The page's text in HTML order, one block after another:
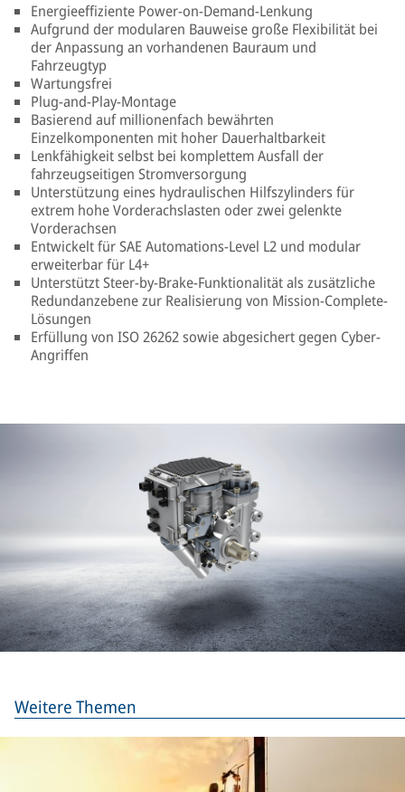
Energieeffiziente Power-on-Demand-Lenkung
Aufgrund der modularen Bauweise große Flexibilität bei
der Anpassung an vorhandenen Bauraum und
Fahrzeugtyp
Wartungsfrei
Plug-and-Play-Montage
Basierend auf millionenfach bewährten
Einzelkomponenten mit hoher Dauerhaltbarkeit
Lenkfähigkeit selbst bei komplettem Ausfall der
fahrzeugseitigen Stromversorgung
Unterstützung eines hydraulischen Hilfszylinders für
extrem hohe Vorderachslasten oder zwei gelenkte
Vorderachsen
Entwickelt für SAE Automations-Level L2 und modular
erweiterbar für L4+
Unterstützt Steer-by-Brake-Funktionalität als zusätzliche
Redundanzebene zur Realisierung von Mission-Complete-
Lösungen
Erfüllung von ISO 26262 sowie abgesichert gegen Cyber-
Angriffen
Weitere Themen